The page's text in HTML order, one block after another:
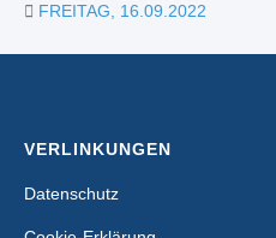
FREITAG, 16.09.2022
VERLINKUNGEN
Datenschutz